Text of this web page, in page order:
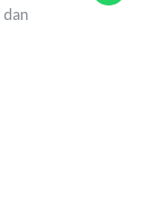
dan